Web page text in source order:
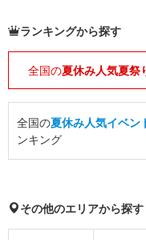
ランキングから探す
全国の夏休み人気夏祭
全国の夏休み人気イベン
ンキング
その他のエリアから探す